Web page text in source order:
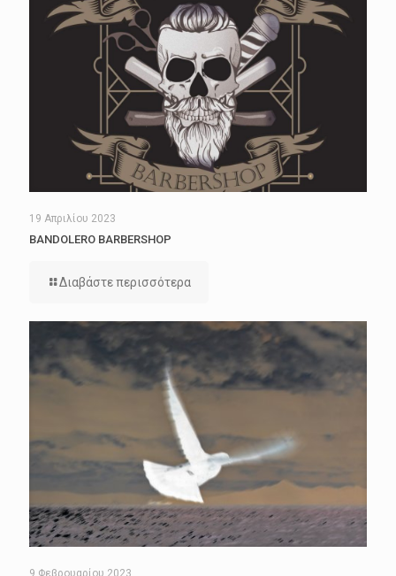
19 Απριλίου 2023
BANDOLERO BARBERSHOP
Διαβάστε περισσότερα
9 Φεβρουαρίου 2023